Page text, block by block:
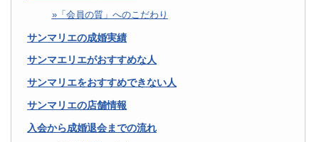
「会員の質」へのこだわり
サンマリエの成婚実績
サンマエリエがおすすめな人
サンマリエをおすすめできない人
サンマリエの店舗情報
入会から成婚退会までの流れ